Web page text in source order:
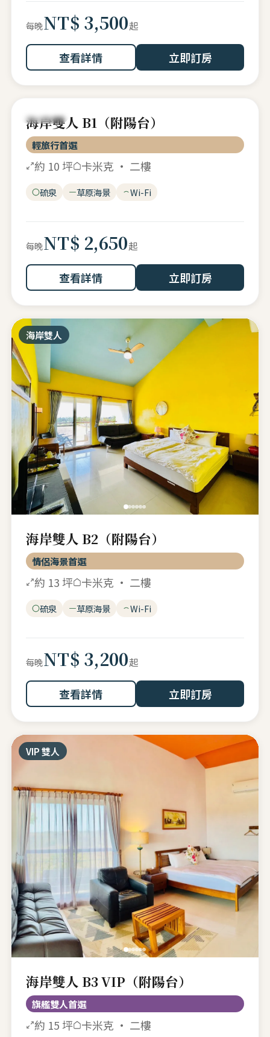
每晚NT$ 3,500起
查看詳情 立即訂房
海岸雙人
海岸雙人 B1（附陽台）
輕旅行首選
約 10 坪 卡米克 · 二樓
硫泉 草原海景 Wi-Fi
每晚NT$ 2,650起
查看詳情 立即訂房
海岸雙人
海岸雙人 B2（附陽台）
情侶海景首選
約 13 坪 卡米克 · 二樓
硫泉 草原海景 Wi-Fi
每晚NT$ 3,200起
查看詳情 立即訂房
VIP 雙人
海岸雙人 B3 VIP（附陽台）
旗艦雙人首選
約 15 坪 卡米克 · 二樓